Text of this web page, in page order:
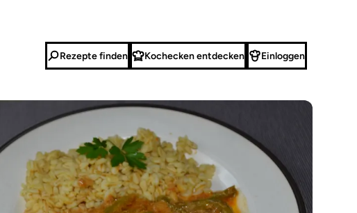
Rezepte finden Kochecken entdecken Einloggen